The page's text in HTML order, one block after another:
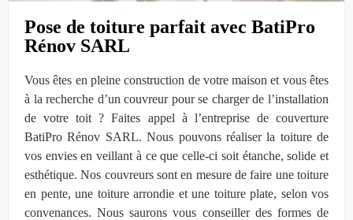
Pose de toiture parfait avec BatiPro
Rénov SARL
Vous êtes en pleine construction de votre maison et vous êtes
à la recherche d’un couvreur pour se charger de l’installation
de votre toit ? Faites appel à l’entreprise de couverture
BatiPro Rénov SARL. Nous pouvons réaliser la toiture de
vos envies en veillant à ce que celle-ci soit étanche, solide et
esthétique. Nos couvreurs sont en mesure de faire une toiture
en pente, une toiture arrondie et une toiture plate, selon vos
convenances. Nous saurons vous conseiller des formes de